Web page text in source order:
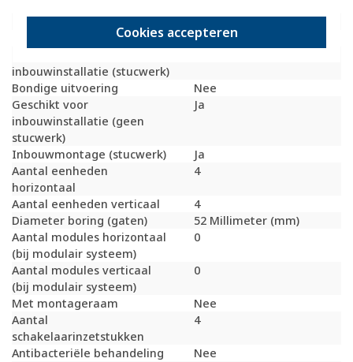
Cookies accepteren
Geschikt voor wandgoot
Ja
inbouwinstallatie (stucwerk)
Bondige uitvoering
Nee
Geschikt voor
inbouwinstallatie (geen
stucwerk)
Ja
Inbouwmontage (stucwerk)
Ja
Aantal eenheden
horizontaal
4
Aantal eenheden verticaal
4
Diameter boring (gaten)
52 Millimeter (mm)
Aantal modules horizontaal
(bij modulair systeem)
0
Aantal modules verticaal
(bij modulair systeem)
0
Met montageraam
Nee
Aantal
schakelaarinzetstukken
4
Antibacteriële behandeling Nee